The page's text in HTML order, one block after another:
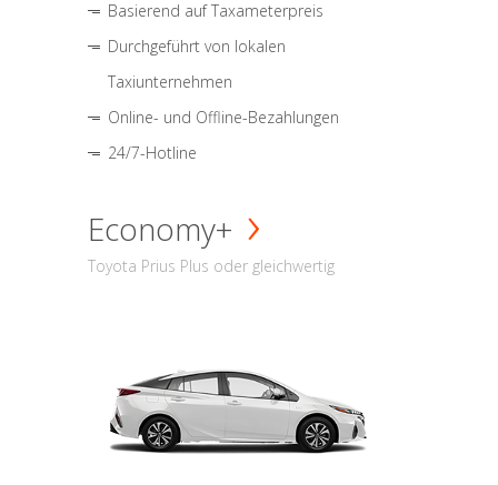
Basierend auf Taxameterpreis
Durchgeführt von lokalen
Taxiunternehmen
Online- und Offline-Bezahlungen
24/7-Hotline
Economy+
Toyota Prius Plus oder gleichwertig